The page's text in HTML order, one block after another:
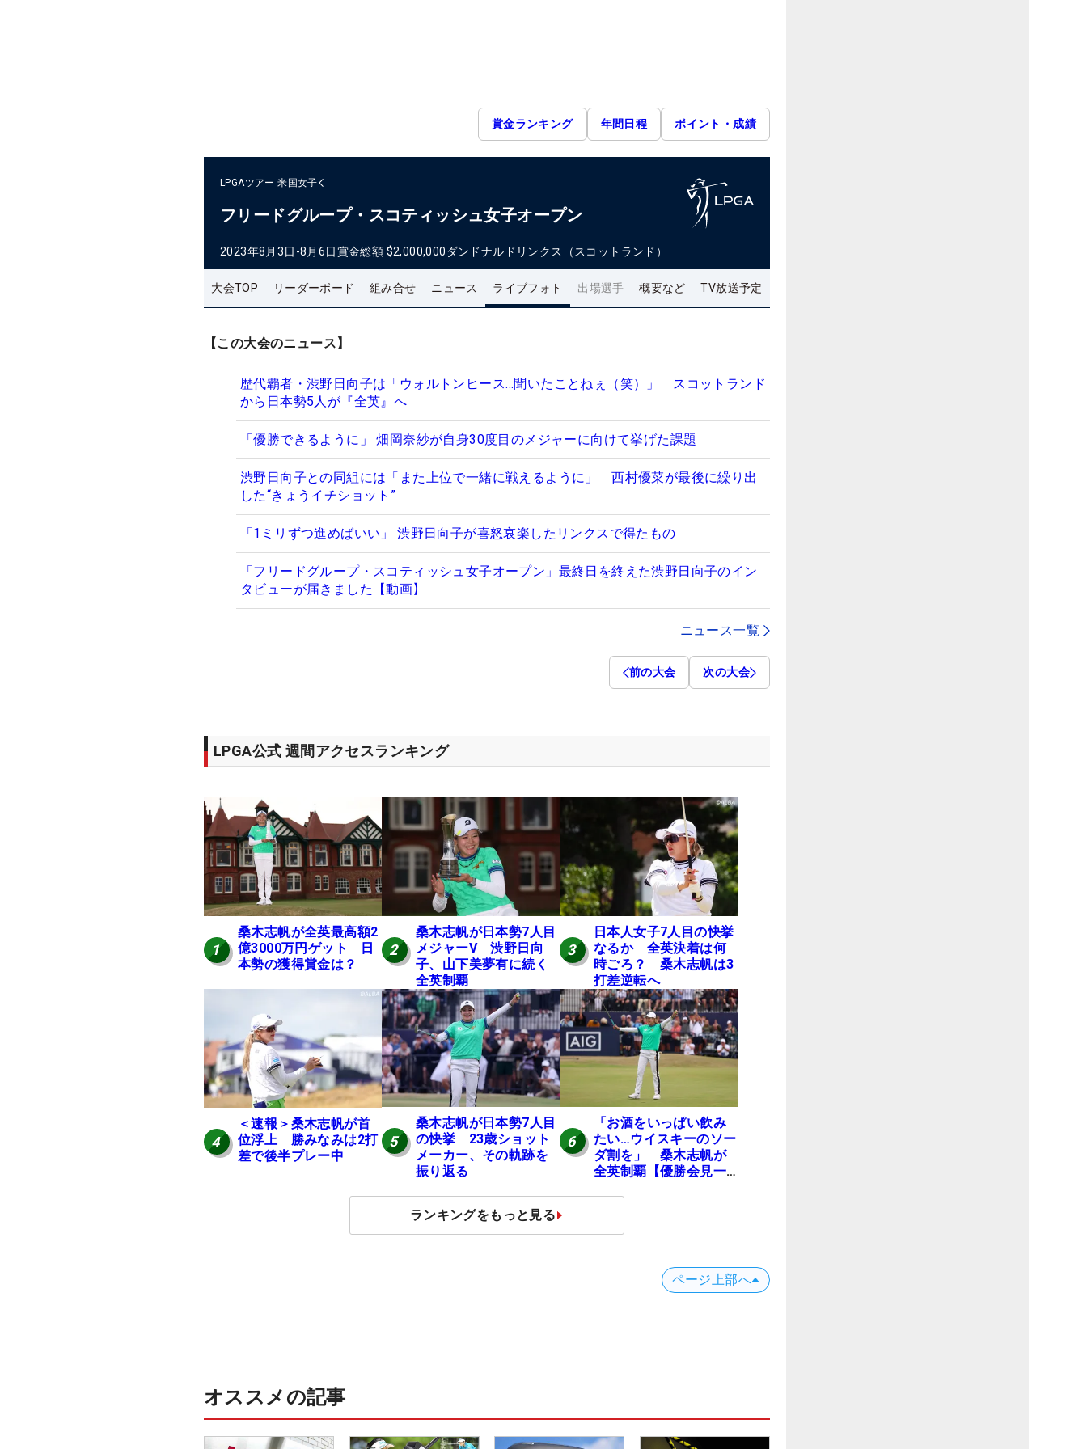
賞金ランキング 年間日程 ポイント・成績
LPGAツアー 米国女子
フリードグループ・スコティッシュ女子オープン
2023年8月3日-8月6日賞金総額 $2,000,000 ダンドナルドリンクス（スコットランド）
大会TOP リーダーボード 組み合せ ニュース ライブフォト 出場選手 概要など TV放送予定
【この大会のニュース】
歴代覇者・渋野日向子は「ウォルトンヒース…聞いたことねぇ（笑）」 スコットランド
から日本勢5人が『全英』へ
「優勝できるように」 畑岡奈紗が自身30度目のメジャーに向けて挙げた課題
渋野日向子との同組には「また上位で一緒に戦えるように」 西村優菜が最後に繰り出
した“きょうイチショット”
「1ミリずつ進めばいい」 渋野日向子が喜怒哀楽したリンクスで得たもの
「フリードグループ・スコティッシュ女子オープン」最終日を終えた渋野日向子のイン
タビューが届きました【動画】
ニュース一覧
前の大会 次の大会
LPGA公式 週間アクセスランキング
1
桑木志帆が全英最高額2
億3000万円ゲット 日
本勢の獲得賞金は？
2
桑木志帆が日本勢7人目
メジャーV 渋野日向
子、山下美夢有に続く
全英制覇
3
日本人女子7人目の快挙
なるか 全英決着は何
時ごろ？ 桑木志帆は3
打差逆転へ
4
＜速報＞桑木志帆が首
位浮上 勝みなみは2打
差で後半プレー中
5
桑木志帆が日本勢7人目
の快挙 23歳ショット
メーカー、その軌跡を
振り返る
6
「お酒をいっぱい飲み
たい…ウイスキーのソー
ダ割を」 桑木志帆が
全英制覇【優勝会見一
ランキングをもっと見る
ページ上部へ
オススメの記事